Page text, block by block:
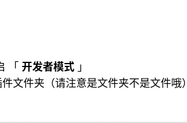
「 开发者模式 」
文件夹（请注意是文件夹不是文件哦）